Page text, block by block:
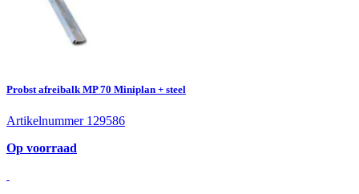
Probst afreibalk MP 70 Miniplan + steel
Artikelnummer 129586
Op voorraad